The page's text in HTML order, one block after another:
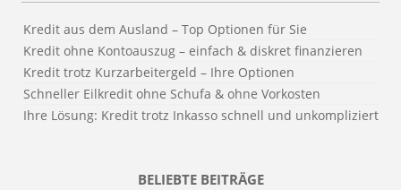
Kredit aus dem Ausland – Top Optionen für Sie
Kredit ohne Kontoauszug – einfach & diskret finanzieren
Kredit trotz Kurzarbeitergeld – Ihre Optionen
Schneller Eilkredit ohne Schufa & ohne Vorkosten
Ihre Lösung: Kredit trotz Inkasso schnell und unkompliziert
BELIEBTE BEITRÄGE